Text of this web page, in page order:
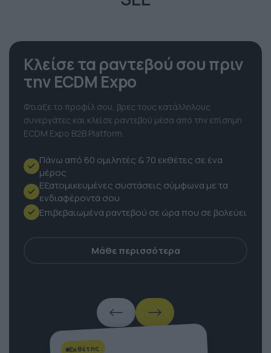
SEE
Κλείσε τα ραντεβού σου πριν
την ECDM Expo
Φτιάξε το προφίλ σου, βρες τους κατάλληλους
συνεργάτες και κλείσε ραντεβού μέσα από την επίσημη
Πάνω από 60 ομιλητές & 70 εκθέτες σε ένα
μέρος
Εξατομικευμένες συστάσεις σύμφωνα με τα
ενδιαφέροντά σου